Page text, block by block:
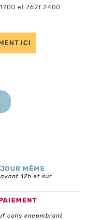
et 762E2400
ICI
MÊME
12h et sur
colis encombrant